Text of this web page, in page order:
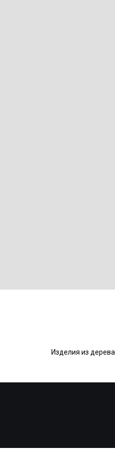
Изделия из дерева